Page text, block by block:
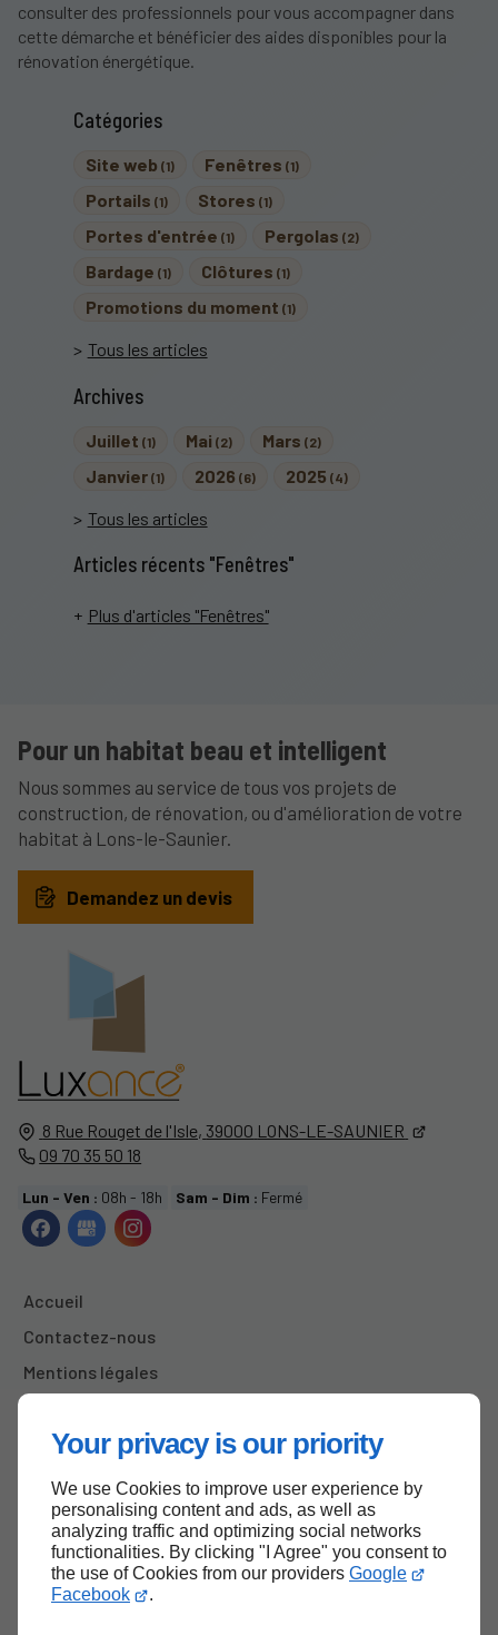
Your privacy is our priority
We use Cookies to improve user experience by
personalising content and ads, as well as
analyzing traffic and optimizing social networks
functionalities. By clicking "I Agree" you consent to
the use of Cookies from our providers Google
Facebook
.
Catégories
Site web (1) Fenêtres(1)
Portails (1) Stores(1)
Portes d'entrée (1) Pergolas(2)
Bardage (1) Clôtures(1)
Promotions du moment (1)
Tous les articles
Archives
Juillet (1) Mai(2) Mars(2)
Janvier (1) 2026(6) 2025(4)
Tous les articles
Articles récents "Fenêtres"
Plus d'articles "Fenêtres"
consulter des professionnels pour vous accompagner dans
cette démarche et bénéficier des aides disponibles pour la
rénovation énergétique.
8 Rue Rouget de l'Isle, 39000 LONS-LE-SAUNIER
09 70 35 50 18
Lun - Ven : 08h - 18h Sam - Dim : Fermé
Accueil
Contactez-nous
Mentions légales
Pour un habitat beau et intelligent
Nous sommes au service de tous vos projets de
construction, de rénovation, ou d'amélioration de votre
habitat à Lons-le-Saunier.
Demandez un devis
Haut de page